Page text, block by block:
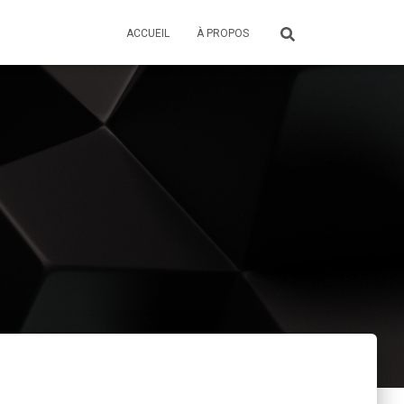
ACCUEIL À PROPOS